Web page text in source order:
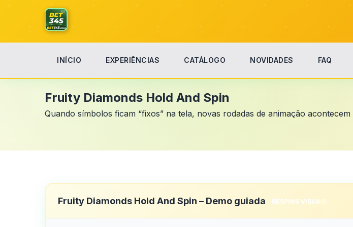
INÍCIO EXPERIÊNCIAS CATÁLOGO NOVIDADES FAQ
Fruity Diamonds Hold And Spin
Quando símbolos ficam “fixos” na tela, novas rodadas de animação
Fruity Diamonds Hold And Spin – Demo guiada RESPINS VISUAIS